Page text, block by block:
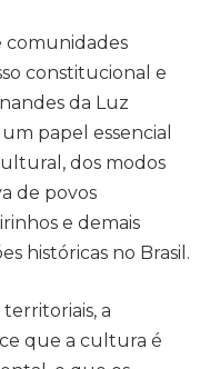
comunidades
constitucional e
da Luz
papel essencial
dos modos
de povos
e demais
históricas no Brasil.
a
que a cultura é